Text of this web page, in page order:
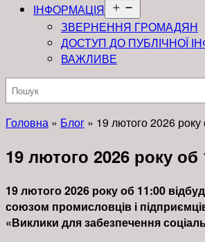
ІНФОРМАЦІЯ
меню
ЗВЕРНЕННЯ ГРОМАДЯН
ДОСТУП ДО ПУБЛІЧНОЇ
ВАЖЛИВЕ
Пошук
Головна » Блог » 19 лютого 2026 року
19 лютого 2026 року об
19 лютого 2026 року об 11:00
союзом промисловців і
«Виклики для забезпечення